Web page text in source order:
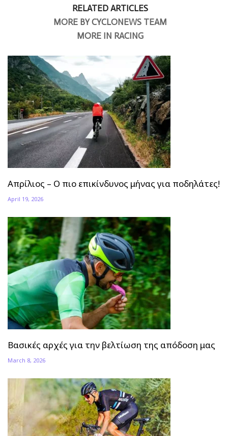
RELATED ARTICLES
MORE BY CYCLONEWS TEAM
MORE IN RACING
Απρίλιος – Ο πιο επικίνδυνος μήνας για ποδηλάτες!
April 19, 2026
Βασικές αρχές για την βελτίωση της απόδοση μας
March 8, 2026